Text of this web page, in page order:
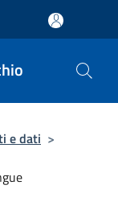
e dati >